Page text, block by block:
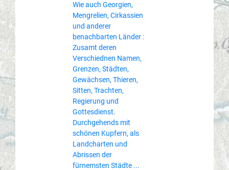
Wie auch Georgien,
Mengrelien, Cirkassien
und anderer
benachbarten Länder :
Zusamt deren
Verschiednen Namen,
Grenzen, Städten,
Gewächsen, Thieren,
Sitten, Trachten,
Regierung und
Gottesdienst.
Durchgehends mit
schönen Kupfern, als
Landcharten und
Abrissen der
fürnemsten Städte ...